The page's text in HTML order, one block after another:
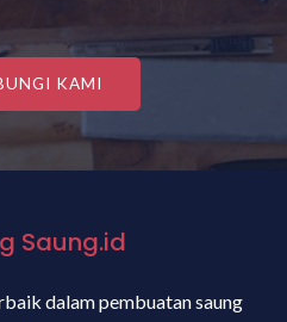
KAMI
Saung.id
dalam pembuatan saung